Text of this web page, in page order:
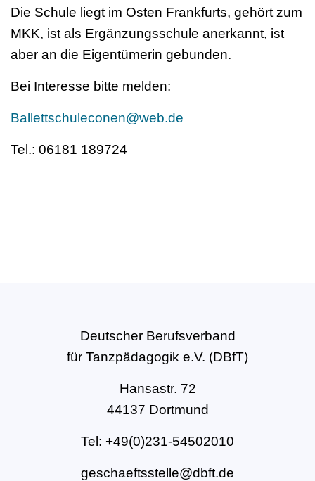
Die Schule liegt im Osten Frankfurts, gehört zum
MKK, ist als Ergänzungsschule anerkannt, ist
aber an die Eigentümerin gebunden.
Bei Interesse bitte melden:
Ballettschuleconen@web.de
Tel.: 06181 189724
Deutscher Berufsverband
für Tanzpädagogik e.V. (DBfT)
Hansastr. 72
44137 Dortmund
Tel: +49(0)231-54502010
geschaeftsstelle@dbft.de